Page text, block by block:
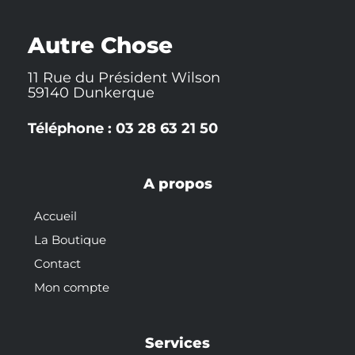
f
Autre Chose
11 Rue du Président Wilson
59140 Dunkerque
Téléphone : 03 28 63 21 50
A propos
Accueil
La Boutique
Contact
Mon compte
Services